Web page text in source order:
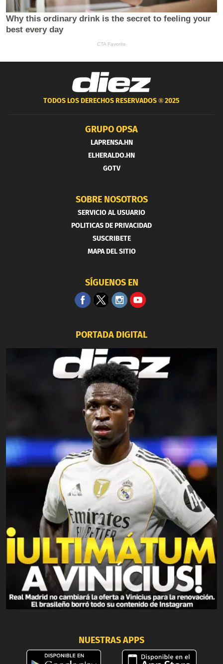
TODOS LOS DERECHOS RESERVADOS ®2025
GRUPO OPSA
LAPRENSA.HN
ELHERALDO.HN
GOTV
SOBRE NOSOTROS
SERVICIO AL USUARIO
POLITICAS DE PRIVACIDAD
SUSCRIBETE
MAPA DEL SITIO
SÍGUENOS EN
PORTADA DIGITAL
NUESTRAS APPS